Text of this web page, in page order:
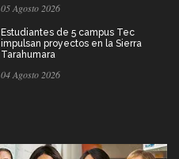
05 Agosto 2026
Estudiantes de 5 campus Tec
impulsan proyectos en la Sierra
Tarahumara
04 Agosto 2026